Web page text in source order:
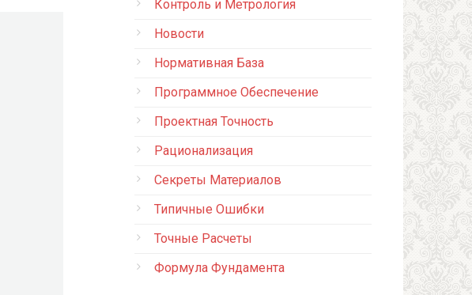
Контроль и Метрология
Новости
Нормативная База
Программное Обеспечение
Проектная Точность
Рационализация
Секреты Материалов
Типичные Ошибки
Точные Расчеты
Формула Фундамента